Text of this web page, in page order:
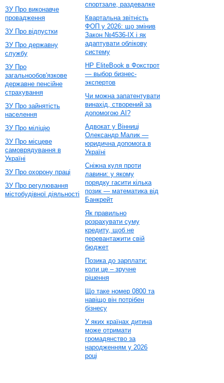
ЗУ Про виконавче
провадження
ЗУ Про відпустки
ЗУ Про державну
службу
ЗУ Про
загальнообов'язкове
державне пенсійне
страхування
ЗУ Про зайнятість
населення
ЗУ Про міліцію
ЗУ Про місцеве
самоврядування в
Україні
ЗУ Про охорону праці
ЗУ Про регулювання
містобудівної діяльності
спортзале, раздевалке
Квартальна звітність
ФОП у 2026: що змінив
Закон №4536-IX і як
адаптувати облікову
систему
HP EliteBook в Фокстрот
— выбор бизнес-
экспертов
Чи можна запатентувати
винахід, створений за
допомогою AI?
Адвокат у Вінниці
Олександр Малик —
юридична допомога в
Україні
Сніжна куля проти
лавини: у якому
порядку гасити кілька
позик — математика від
Банкрейт
Як правильно
розрахувати суму
кредиту, щоб не
перевантажити свій
бюджет
Позика до зарплати:
коли це – зручне
рішення
Що таке номер 0800 та
навіщо він потрібен
бізнесу
У яких країнах дитина
може отримати
громадянство за
народженням у 2026
році